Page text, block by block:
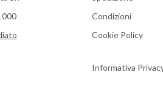
Condizioni
Cookie Policy
Informativa